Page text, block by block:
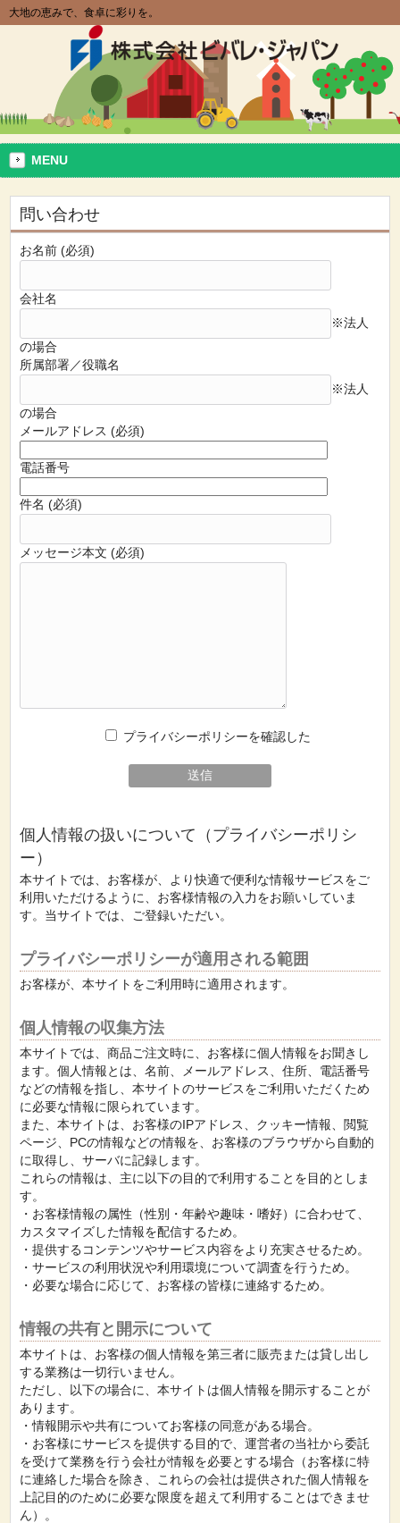
大地の恵みで、食卓に彩りを。
MENU
問い合わせ
お名前 (必須)
会社名
※法人
の場合
所属部署／役職名
※法人
の場合
メールアドレス (必須)
電話番号
件名 (必須)
メッセージ本文 (必須)
プライバシーポリシーを確認した
個人情報の扱いについて（プライバシーポリシ
ー）
本サイトでは、お客様が、より快適で便利な情報サービスをご
利用いただけるように、お客様情報の入力をお願いしていま
す。当サイトでは、ご登録いただい。
プライバシーポリシーが適用される範囲
お客様が、本サイトをご利用時に適用されます。
個人情報の収集方法
本サイトでは、商品ご注文時に、お客様に個人情報をお聞きし
ます。個人情報とは、名前、メールアドレス、住所、電話番号
などの情報を指し、本サイトのサービスをご利用いただくため
に必要な情報に限られています。
また、本サイトは、お客様のIPアドレス、クッキー情報、閲覧
ページ、PCの情報などの情報を、お客様のブラウザから自動的
に取得し、サーバに記録します。
これらの情報は、主に以下の目的で利用することを目的としま
す。
・お客様情報の属性（性別・年齢や趣味・嗜好）に合わせて、
カスタマイズした情報を配信するため。
・提供するコンテンツやサービス内容をより充実させるため。
・サービスの利用状況や利用環境について調査を行うため。
・必要な場合に応じて、お客様の皆様に連絡するため。
情報の共有と開示について
本サイトは、お客様の個人情報を第三者に販売または貸し出し
する業務は一切行いません。
ただし、以下の場合に、本サイトは個人情報を開示することが
あります。
・情報開示や共有についてお客様の同意がある場合。
・お客様にサービスを提供する目的で、運営者の当社から委託
を受けて業務を行う会社が情報を必要とする場合（お客様に特
に連絡した場合を除き、これらの会社は提供された個人情報を
上記目的のために必要な限度を超えて利用することはできませ
ん）。